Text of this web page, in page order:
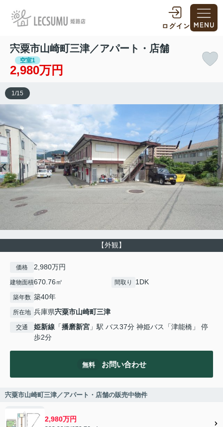
宍粟市山崎町三津／アパート・店舗
空室1
2,980万円
【外観】
1 /15
価格 2,980万円
建物面積670.76㎡ 間取り 1DK
築年数 築40年
所在地 兵庫県宍粟市山崎町三津
交通 姫新線 「播磨新宮 」駅 バス37分 神姫バス「津能橋」 停
歩2分
無料 お問い合わせ
宍粟市山崎町三津／アパート・店舗の販売中物件
2,980万円